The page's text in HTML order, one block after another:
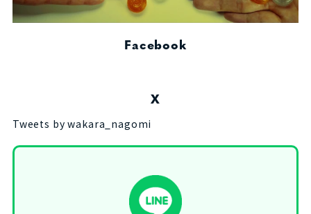
Facebook
X
Tweets by wakara_nagomi